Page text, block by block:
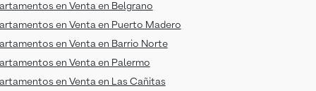
en Venta en Belgrano
en Venta en Puerto Madero
en Venta en Barrio Norte
en Venta en Palermo
en Venta en Las Cañitas